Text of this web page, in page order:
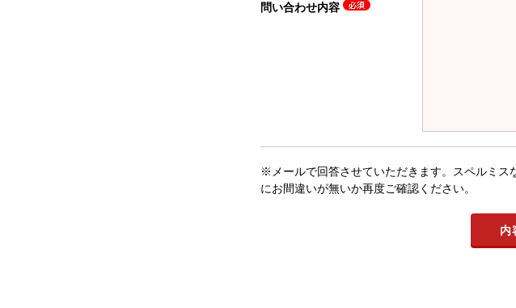
問い合わせ内容
※メールで回答させていただきます。スペルミス
にお間違いが無いか再度ご確認ください。